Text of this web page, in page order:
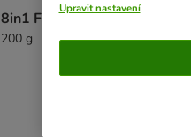
8in1 Fillets Pro Active
200 g
Upravit nastavení